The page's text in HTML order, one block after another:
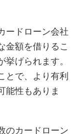
ードローン会社
金額を借りるこ
げられます。
とで、より有利
能性もありま
のカードローン